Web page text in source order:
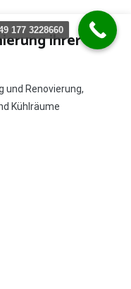
ihrer
und Renovierung,
Kühlräume
177 3228660